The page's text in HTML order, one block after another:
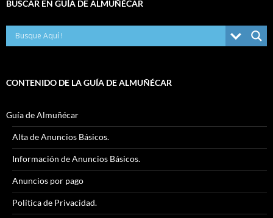
BUSCAR EN GUÍA DE ALMUÑÉCAR
CONTENIDO DE LA GUÍA DE ALMUÑÉCAR
Guía de Almuñécar
Alta de Anuncios Básicos.
Información de Anuncios Básicos.
Anuncios por pago
Política de Privacidad.